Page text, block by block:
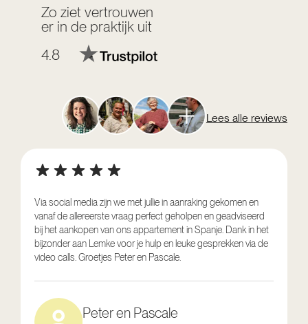
Zo ziet vertrouwen
er in de praktijk uit
4.8
Lees alle reviews
Via social media zijn we met jullie in aanraking gekomen en
vanaf de allereerste vraag perfect geholpen en geadviseerd
bij het aankopen van ons appartement in Spanje. Dank in het
bijzonder aan Lemke voor je hulp en leuke gesprekken via de
video calls. Groetjes Peter en Pascale.
Peter en Pascale